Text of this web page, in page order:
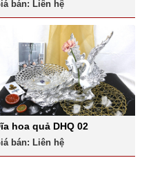
bán: Liên hệ
hoa quả DHQ 02
bán: Liên hệ